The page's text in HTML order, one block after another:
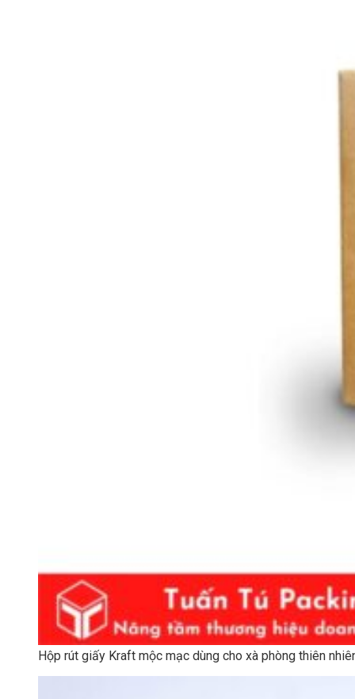
Hộp rút giấy Kraft mộc mạc dùng cho xà phòng thiên